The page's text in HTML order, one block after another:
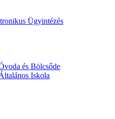
Ügyintézés
és Bölcsőde
Iskola